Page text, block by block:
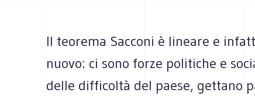
Il teorema Sacconi è lineare e
nuovo: ci sono forze politiche e
delle difficoltà del paese, gettano